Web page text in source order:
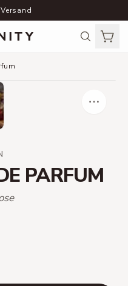
PARFUM